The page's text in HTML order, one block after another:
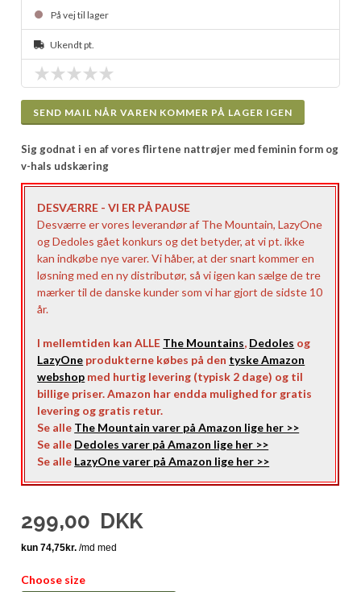
På vej til lager
Ukendt pt.
SEND MAIL NÅR VAREN KOMMER PÅ LAGER IGEN
Sig godnat i en af vores flirtene nattrøjer med feminin form og
v-hals udskæring
DESVÆRRE - VI ER PÅ PAUSE
Desværre er vores leverandør af The Mountain, LazyOne
og Dedoles gået konkurs og det betyder, at vi pt. ikke
kan indkøbe nye varer. Vi håber, at der snart kommer en
løsning med en ny distributør, så vi igen kan sælge de tre
mærker til de danske kunder som vi har gjort de sidste 10
år.
I mellemtiden kan ALLE The Mountains, Dedoles og
LazyOne produkterne købes på den tyske Amazon
webshop med hurtig levering (typisk 2 dage) og til
billige priser. Amazon har endda mulighed for gratis
levering og gratis retur.
Se alle The Mountain varer på Amazon lige her >>
Se alle Dedoles varer på Amazon lige her >>
Se alle LazyOne varer på Amazon lige her >>
299,00 DKK
Choose size